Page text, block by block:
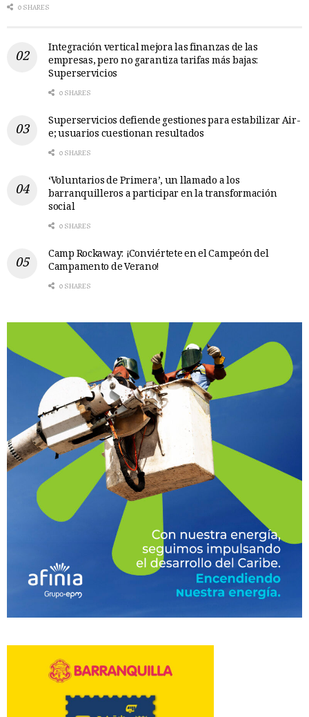
0 SHARES
Integración vertical mejora las finanzas de las
empresas, pero no garantiza tarifas más bajas:
Superservicios
0 SHARES
Superservicios defiende gestiones para estabilizar Air-
e; usuarios cuestionan resultados
0 SHARES
‘Voluntarios de Primera’, un llamado a los
barranquilleros a participar en la transformación
social
0 SHARES
Camp Rockaway: ¡Conviértete en el Campeón del
Campamento de Verano!
0 SHARES